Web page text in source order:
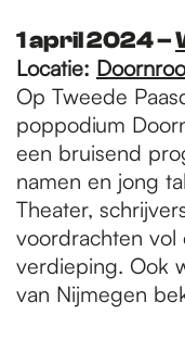
1 april 2024 –
Locatie:
Op Tweede
poppodium
een bruisend
namen en jong
Theater,
voordrachten vol
verdieping. Ook
van Nijmegen